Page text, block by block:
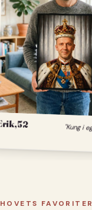
52 "Kung i
HOVETS FAVORITER